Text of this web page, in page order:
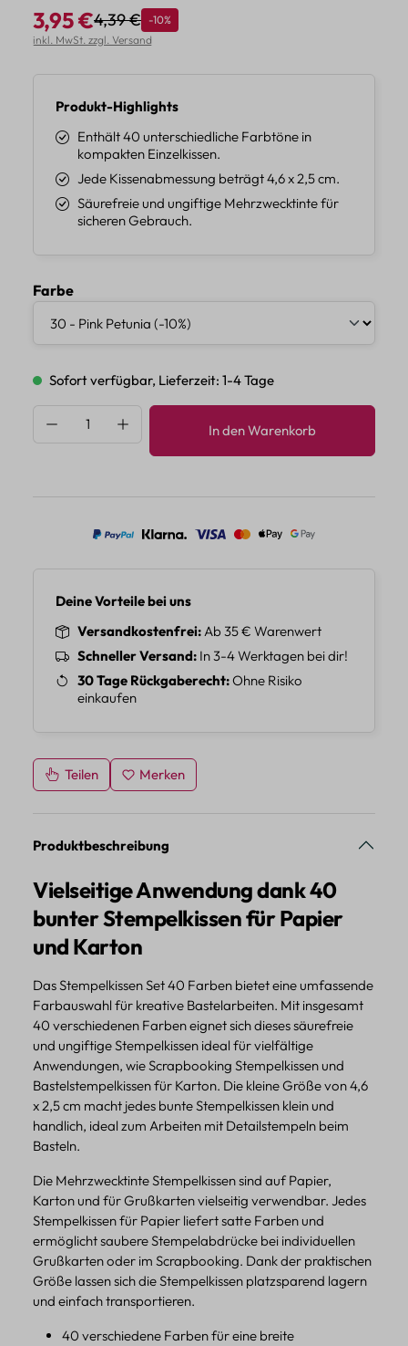
Verkaufspreis:
3,95 €Regulärer Preis:
4,39 € Rabatt
-10%
inkl. MwSt. zzgl. Versand
Produkt-Highlights
Enthält 40 unterschiedliche Farbtöne in
kompakten Einzelkissen.
Jede Kissenabmessung beträgt 4,6 x 2,5 cm.
Säurefreie und ungiftige Mehrzwecktinte für
sicheren Gebrauch.
Farbeauswählen
Sofort verfügbar, Lieferzeit: 1-4 Tage
Produkt Anzahl: Gib den gewünschten
In den Warenkorb
Deine Vorteile bei uns
Versandkostenfrei Ab 35 € Warenwert
Schneller Versand In 3-4 Werktagen bei dir!
30 Tage Rückgaberecht Ohne Risiko
einkaufen
Teilen Merken
Produktbeschreibung
Vielseitige Anwendung dank 40
bunter Stempelkissen für Papier
und Karton
Das Stempelkissen Set 40 Farben bietet eine umfassende
Farbauswahl für kreative Bastelarbeiten. Mit insgesamt
40 verschiedenen Farben eignet sich dieses säurefreie
und ungiftige Stempelkissen ideal für vielfältige
Anwendungen, wie Scrapbooking Stempelkissen und
Bastelstempelkissen für Karton. Die kleine Größe von 4,6
x 2,5 cm macht jedes bunte Stempelkissen klein und
handlich, ideal zum Arbeiten mit Detailstempeln beim
Basteln.
Die Mehrzwecktinte Stempelkissen sind auf Papier,
Karton und für Grußkarten vielseitig verwendbar. Jedes
Stempelkissen für Papier liefert satte Farben und
ermöglicht saubere Stempelabdrücke bei individuellen
Grußkarten oder im Scrapbooking. Dank der praktischen
Größe lassen sich die Stempelkissen platzsparend lagern
und einfach transportieren.
40 verschiedene Farben für eine breite